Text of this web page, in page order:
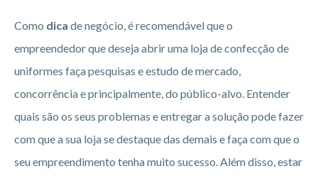
Como dica de negócio, é recomendável que o
empreendedor que deseja abrir uma loja de confecção de
uniformes faça pesquisas e estudo de mercado,
concorrência e principalmente, do público-alvo. Entender
quais são os seus problemas e entregar a solução pode fazer
com que a sua loja se destaque das demais e faça com que o
seu empreendimento tenha muito sucesso. Além disso, estar